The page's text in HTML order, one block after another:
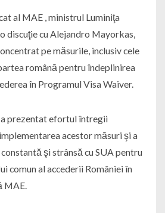
al MAE , ministrul Luminiţa
discuţie cu Alejandro Mayorkas,
pe măsurile, inclusiv cele
română pentru îndeplinirea
în Programul Visa Waiver.
prezentat efortul întregii
acestor măsuri şi a
şi strânsă cu SUA pentru
comun al accederii României în
MAE.